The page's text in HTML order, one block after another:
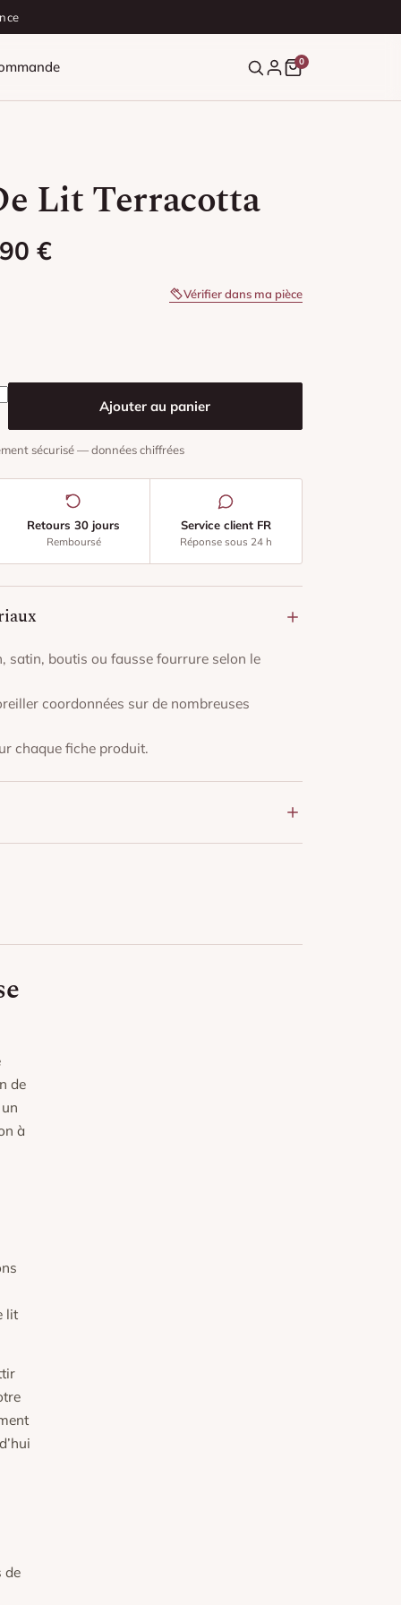
0
Lit Terracotta
€
24,90 € à 69,90 €
Vérifier dans ma pièce
Terracotta
Ajouter au panier
sécurisé — données chiffrées
Retours 30 jours
Remboursé
Service client FR
Réponse sous 24 h
satin, boutis ou fausse fourrure selon le
coordonnées sur de nombreuses
chaque fiche produit.
de
à
lit
de